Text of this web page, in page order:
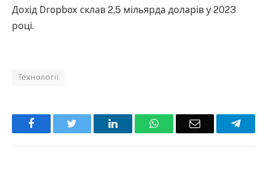
Дохід Dropbox склав 2,5 мільярда доларів у 2023
році.
Технології
Facebook LinkedInWhatsAppEmail